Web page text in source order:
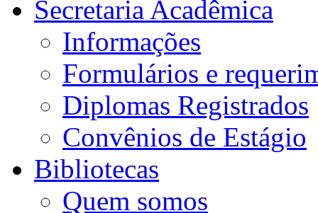
Secretaria Acadêmica
Informações
Formulários e
Diplomas Registrados
Convênios de Estágio
Bibliotecas
Quem somos